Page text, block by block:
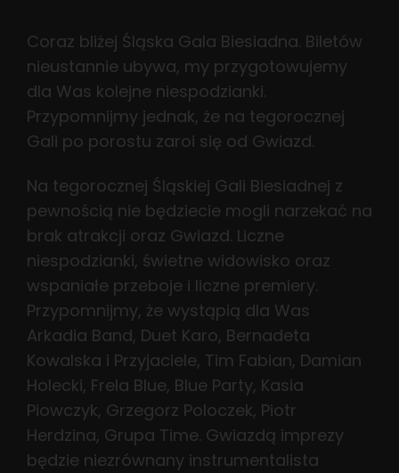
Coraz bliżej Śląska Gala Biesiadna. Biletów
nieustannie ubywa, my przygotowujemy
dla Was kolejne niespodzianki.
Przypomnijmy jednak, że na tegorocznej
Gali po porostu zaroi się od Gwiazd.
Na tegorocznej Śląskiej Gali Biesiadnej z
pewnością nie będziecie mogli narzekać na
brak atrakcji oraz Gwiazd. Liczne
niespodzianki, świetne widowisko oraz
wspaniałe przeboje i liczne premiery.
Przypomnijmy, że wystąpią dla Was
Arkadia Band, Duet Karo, Bernadeta
Kowalska i Przyjaciele, Tim Fabian, Damian
Holecki, Frela Blue, Blue Party, Kasia
Piowczyk, Grzegorz Poloczek, Piotr
Herdzina, Grupa Time. Gwiazdą imprezy
będzie niezrównany instrumentalista